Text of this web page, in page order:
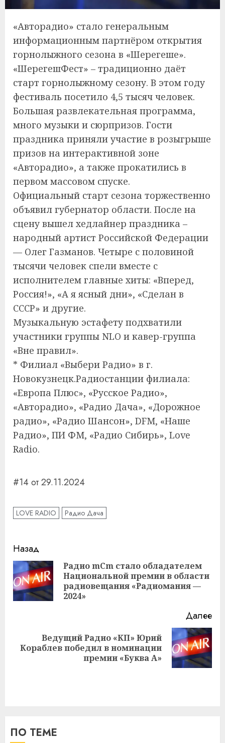
«Авторадио» стало генеральным
информационным партнёром открытия
горнолыжного сезона в «Шерегеше».
«ШерегешФест» – традиционно даёт
старт горнолыжному сезону. В этом году
фестиваль посетило 4,5 тысяч человек.
Большая развлекательная программа,
много музыки и сюрпризов. Гости
праздника приняли участие в розыгрыше
призов на интерактивной зоне
«Авторадио», а также прокатились в
первом массовом спуске.
Официальный старт сезона торжественно
объявил губернатор области. После на
сцену вышел хедлайнер праздника –
народный артист Российской Федерации
— Олег Газманов. Четыре с половиной
тысячи человек спели вместе с
исполнителем главные хиты: «Вперед,
Россия!», «А я ясный дни», «Сделан в
СССР» и другие.
Музыкальную эстафету подхватили
участники группы NLO и кавер-группа
«Вне правил».
* Филиал «Выбери Радио» в г.
Новокузнецк.Радиостанции филиала:
«Европа Плюс», «Русское Радио»,
«Авторадио», «Радио Дача», «Дорожное
радио», «Радио Шансон», DFM, «Наше
Радио», ПИ ФМ, «Радио Сибирь», Love
Radio.
#14 от 29.11.2024
LOVE RADIO Радио Дача
Навигация
записи
Назад
Радио mCm стало обладателем
Национальной премии в области
радиовещания «Радиомания —
2024»
Далее
Следующая
Ведущий Радио «КП» Юрий
Кораблев победил в номинации
премии «Буква А»
ПО ТЕМЕ